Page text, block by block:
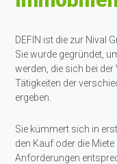
DEFIN ist die zur Nival
Sie wurde gegründet,
werden, die sich bei
Tätigkeiten der
ergeben.
Sie kümmert sich in
den Kauf oder die
Anforderungen